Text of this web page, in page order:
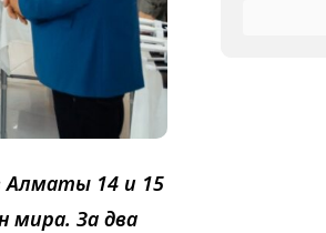
Алматы 14 и 15
мира. За два